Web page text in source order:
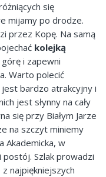
się
mijamy po drodze.
przez Kopę. Na samą
kolejką
i zapewni
Warto polecić
bardzo atrakcyjny i
jest słynny na cały
się przy Białym Jarze
na szczyt miniemy
Akademicka, w
Szlak prowadzi
najpiękniejszych